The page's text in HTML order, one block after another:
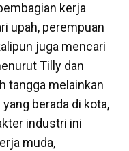
kerja
upah, perempuan
juga mencari
Tilly dan
tangga melainkan
berada di kota,
industri ini
muda,